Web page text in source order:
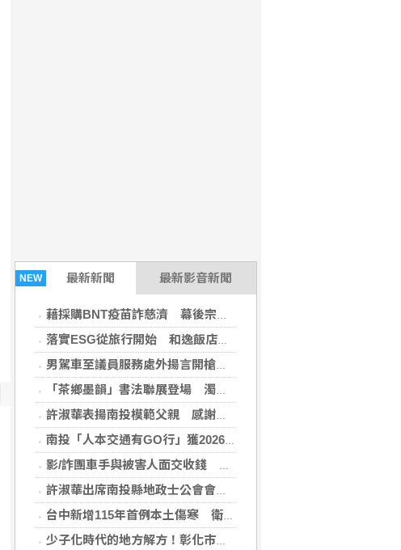
NEW 最新新聞 最新影音新聞
藉採購BNT疫苗詐慈濟 幕後宗教團體夫婦接押禁見
落實ESG從旅行開始 和逸飯店台南西門館推食農教育與文化走讀
男駕車至議員服務處外揚言開槍 台中警逮人法辦
「茶鄉墨韻」書法聯展登場 濁水溪社大以筆墨深耕社區藝文
許淑華表揚南投模範父親 感謝無私付出與家庭貢獻
南投「人本交通有GO行」獲2026馬路好行評選肯定
影/詐團車手與被害人面交收錢 違停露餡當場遭逮
許淑華出席南投縣地政士公會會員大會 籲公私協力防堵不動產詐騙
台中新增115年首例本土傷寒 衛生局提醒勤洗手、飲食煮熟
少子化時代的地方解方！彰化市未婚聯誼6年促成10對佳偶